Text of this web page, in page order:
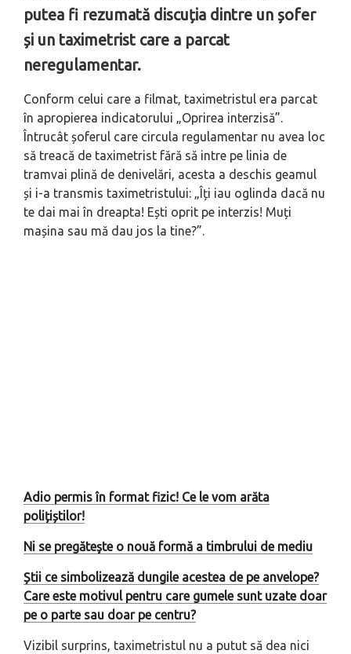
putea fi rezumată discuția dintre un șofer
și un taximetrist care a parcat
neregulamentar.
Conform celui care a filmat, taximetristul era parcat
în apropierea indicatorului „Oprirea interzisă”.
Întrucât șoferul care circula regulamentar nu avea loc
să treacă de taximetrist fără să intre pe linia de
tramvai plină de denivelări, acesta a deschis geamul
și i-a transmis taximetristului: „Îți iau oglinda dacă nu
te dai mai în dreapta! Ești oprit pe interzis! Muți
mașina sau mă dau jos la tine?”.
Adio permis în format fizic! Ce le vom arăta
polițiștilor!
Ni se pregăteşte o nouă formă a timbrului de mediu
Știi ce simbolizează dungile acestea de pe anvelope?
Care este motivul pentru care gumele sunt uzate doar
pe o parte sau doar pe centru?
Vizibil surprins, taximetristul nu a putut să dea nici